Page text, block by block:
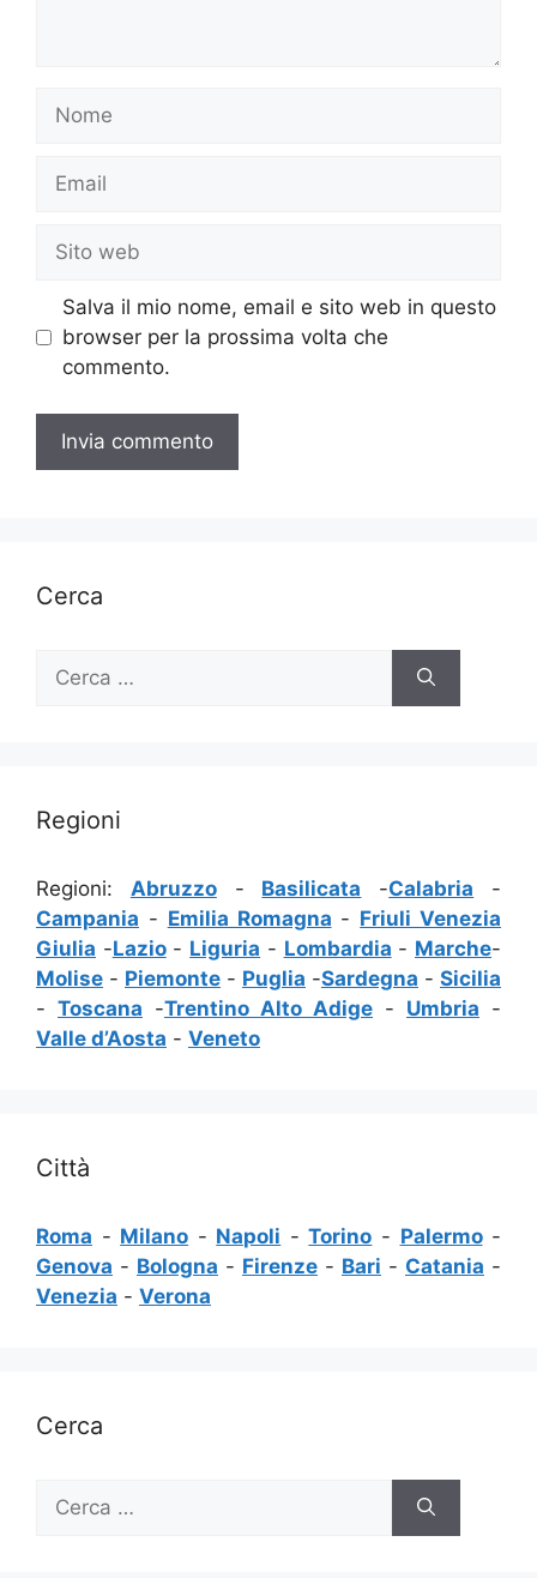
Nome
Email
Sito
web
Salva il mio nome, email e sito web in questo
browser per la prossima volta che
commento.
Cerca
per:
Regioni
Regioni: Abruzzo- Basilicata -Calabria -
Campania - Emilia Romagna - Friuli Venezia
Giulia -Lazio- Liguria - Lombardia - Marche-
Molise - Piemonte - Puglia -Sardegna - Sicilia
- Toscana -Trentino Alto Adige - Umbria -
Valle d’Aosta - Veneto
Città
Roma - Milano - Napoli -Torino - Palermo-
Genova - Bologna - Firenze - Bari - Catania -
Venezia - Verona
Cerca
per: